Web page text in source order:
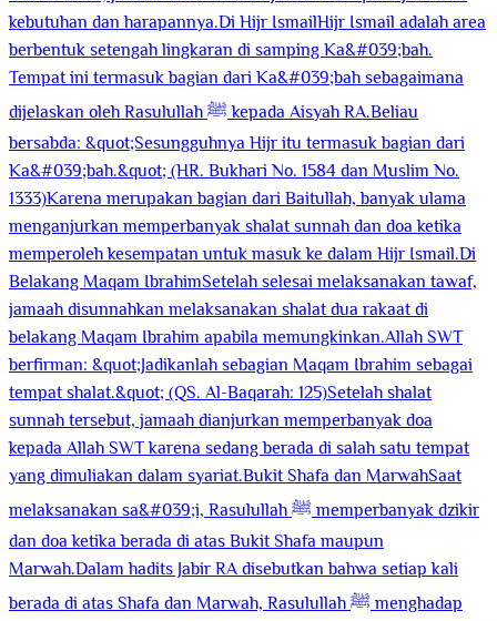
kebutuhan dan harapannya.Di Hijr IsmailHijr Ismail adalah area
berbentuk setengah lingkaran di samping Ka&#039;bah.
Tempat ini termasuk bagian dari Ka&#039;bah sebagaimana
dijelaskan oleh Rasulullah ﷺ kepada Aisyah RA.Beliau
bersabda: &quot;Sesungguhnya Hijr itu termasuk bagian dari
Ka&#039;bah.&quot; (HR. Bukhari No. 1584 dan Muslim No.
1333)Karena merupakan bagian dari Baitullah, banyak ulama
menganjurkan memperbanyak shalat sunnah dan doa ketika
memperoleh kesempatan untuk masuk ke dalam Hijr Ismail.Di
Belakang Maqam IbrahimSetelah selesai melaksanakan tawaf,
jamaah disunnahkan melaksanakan shalat dua rakaat di
belakang Maqam Ibrahim apabila memungkinkan.Allah SWT
berfirman: &quot;Jadikanlah sebagian Maqam Ibrahim sebagai
tempat shalat.&quot; (QS. Al-Baqarah: 125)Setelah shalat
sunnah tersebut, jamaah dianjurkan memperbanyak doa
kepada Allah SWT karena sedang berada di salah satu tempat
yang dimuliakan dalam syariat.Bukit Shafa dan MarwahSaat
melaksanakan sa&#039;i, Rasulullah ﷺ memperbanyak dzikir
dan doa ketika berada di atas Bukit Shafa maupun
Marwah.Dalam hadits Jabir RA disebutkan bahwa setiap kali
berada di atas Shafa dan Marwah, Rasulullah ﷺ menghadap